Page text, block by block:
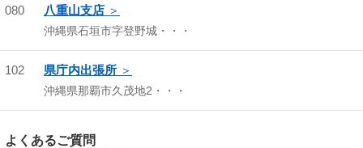
080 八重山支店
沖縄県石垣市字登野城・・・
102 県庁内出張所
沖縄県那覇市久茂地2・・・
よくあるご質問